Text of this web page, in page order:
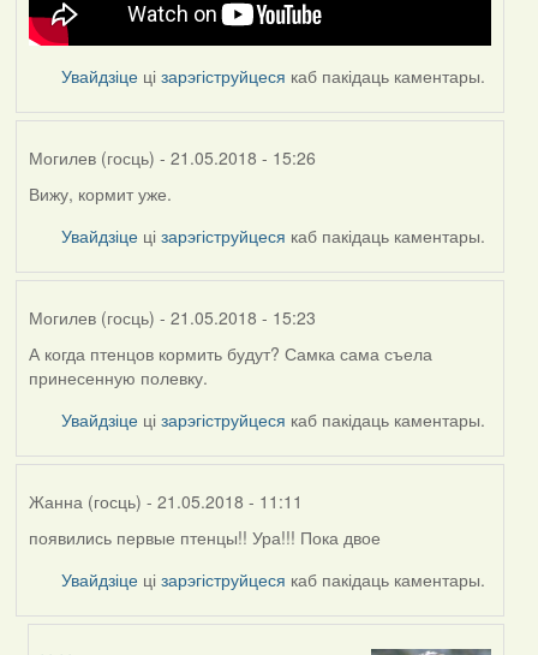
Увайдзіце цізарэгіструйцеся каб пакідаць каментары.
Могилев (госць) - 21.05.2018 - 15:26
Вижу, кормит уже.
Увайдзіце цізарэгіструйцеся каб пакідаць каментары.
Могилев (госць) - 21.05.2018 - 15:23
А когда птенцов кормить будут? Самка сама съела
принесенную полевку.
Увайдзіце цізарэгіструйцеся каб пакідаць каментары.
Жанна (госць) - 21.05.2018 - 11:11
появились первые птенцы!! Ура!!! Пока двое
Увайдзіце цізарэгіструйцеся каб пакідаць каментары.